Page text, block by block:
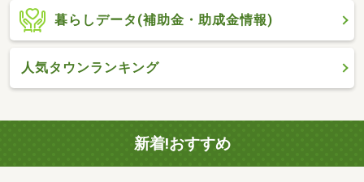
暮らしデータ(補助金・助成金情報)
人気タウンランキング
新着!おすすめ